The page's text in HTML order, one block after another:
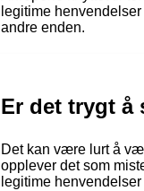
legitime
andre enden.
Er det trygt å
Det kan være lurt å
opplever det som
legitime